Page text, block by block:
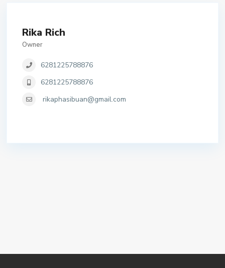
Rika Rich
Owner
6281225788876
6281225788876
rikaphasibuan@gmail.com